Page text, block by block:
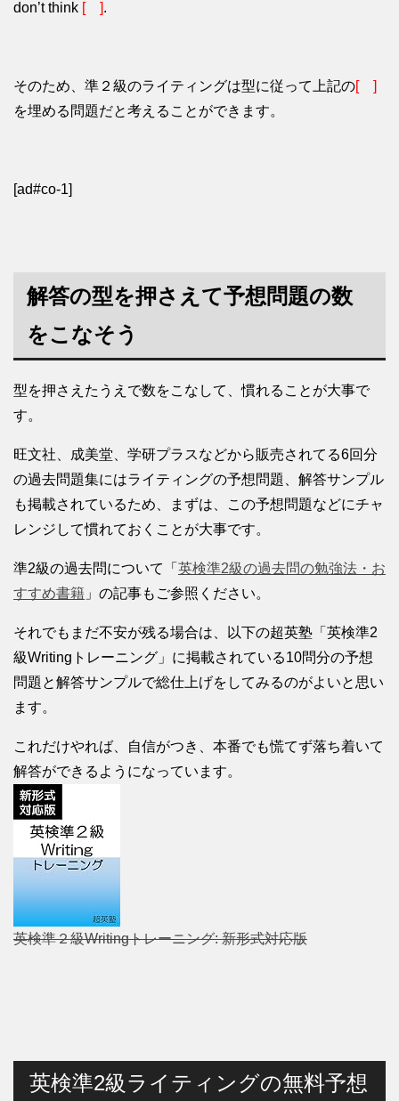
don’t think [ ].
そのため、準２級のライティングは型に従って上記の[ ]
を埋める問題だと考えることができます。
[ad#co-1]
解答の型を押さえて予想問題の数
をこなそう
型を押さえたうえで数をこなして、慣れることが大事で
す。
旺文社、成美堂、学研プラスなどから販売されてる6回分
の過去問題集にはライティングの予想問題、解答サンプル
も掲載されているため、まずは、この予想問題などにチャ
レンジして慣れておくことが大事です。
準2級の過去問について「 英検準2級の過去問の勉強法・お
すすめ書籍 」の記事もご参照ください。
それでもまだ不安が残る場合は、以下の超英塾「英検準2
級Writingトレーニング」に掲載されている10問分の予想
問題と解答サンプルで総仕上げをしてみるのがよいと思い
ます。
これだけやれば、自信がつき、本番でも慌てず落ち着いて
解答ができるようになっています。
英検準２級Writingトレーニング: 新形式対応版
英検準2級ライティングの無料予想